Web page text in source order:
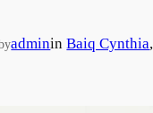
admininBaiq Cynthia